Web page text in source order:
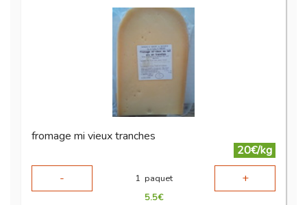
fromage mi vieux tranches
20€/kg
-
1 paquet +
5.5€